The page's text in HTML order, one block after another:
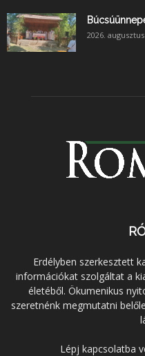
2026. augusztus
Erdélyben szerkesztett
információkat szolgáltat a
életéből. Ökumenikus
szeretnénk megmutatni
Lépj kapcsolatba